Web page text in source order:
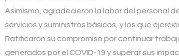
Asimismo, agradecieron la labor del personal
servicios y suministros básicos, y los que
Ratificaron su compromiso por continuar
generados por el COVID-19 y superar sus